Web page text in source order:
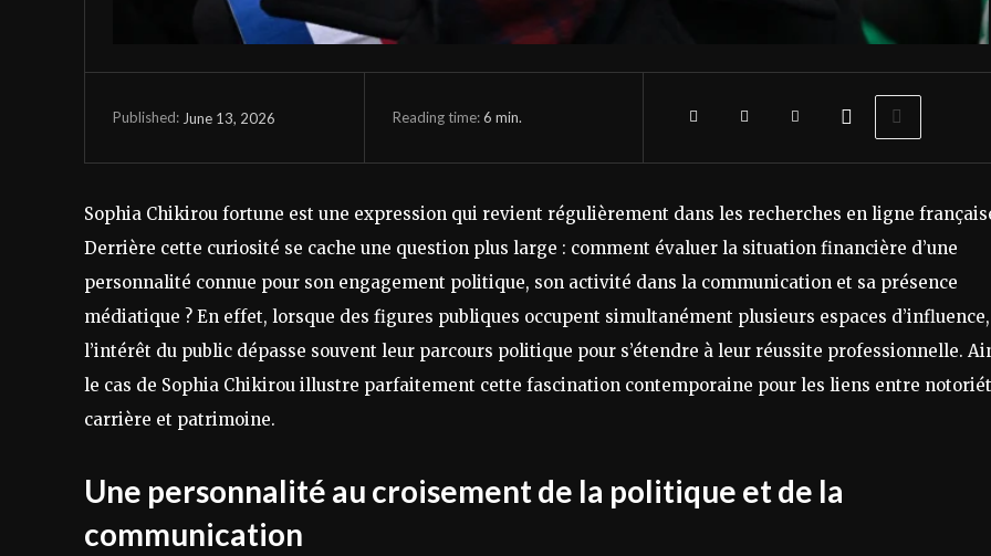
Published: June 13, 2026 Reading time:6 min.
Sophia Chikirou fortune est une expression qui revient régulièrement dans les recherches en ligne
Derrière cette curiosité se cache une question plus large : comment évaluer la situation financière d’une
personnalité connue pour son engagement politique, son activité dans la communication et sa présence
médiatique ? En effet, lorsque des figures publiques occupent simultanément plusieurs espaces d’influence,
l’intérêt du public dépasse souvent leur parcours politique pour s’étendre à leur réussite professionnelle.
le cas de Sophia Chikirou illustre parfaitement cette fascination contemporaine pour les liens entre
carrière et patrimoine.
Une personnalité au croisement de la politique et de la
communication